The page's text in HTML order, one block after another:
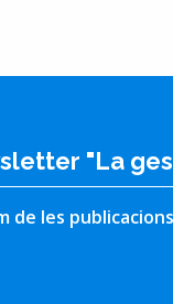
"La
de les